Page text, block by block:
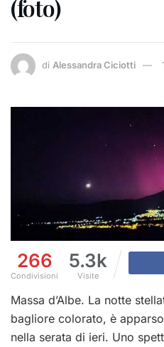
(foto)
di Alessandra Ciciotti
266
Condivisioni
5.3k
Visite
Massa d’Albe. La notte
bagliore colorato, è
nella serata di ieri. Uno